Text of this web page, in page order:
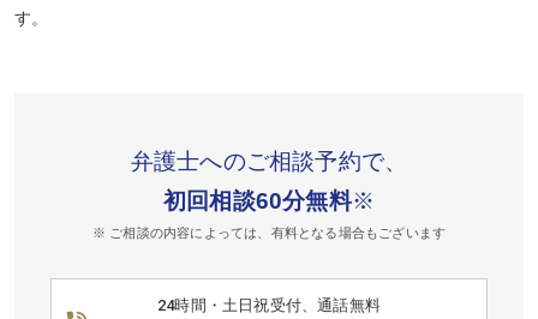
す。
弁護士へのご相談予約で、
初回相談60分無料※
※ ご相談の内容によっては、有料となる場合もございます
24時間・土日祝受付、通話無料